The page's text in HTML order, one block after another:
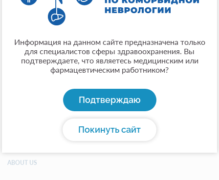
Cтипендии и меры поддержки
обучающихся
ABOUT US
Информация на данном сайте предназначена только
для специалистов сферы здравоохранения. Вы
подтверждаете, что являетесь медицинским или
фармацевтическим работником?
Подтверждаю
Покинуть сайт